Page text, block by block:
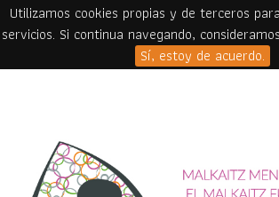
Utilizamos cookies propias y de terceros
servicios. Si continua navegando,
Sí, estoy de acuerdo.